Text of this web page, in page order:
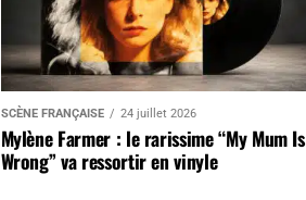
SCÈNE FRANÇAISE 24 juillet 2026
Mylène Farmer : le rarissime “My Mum Is
Wrong” va ressortir en vinyle